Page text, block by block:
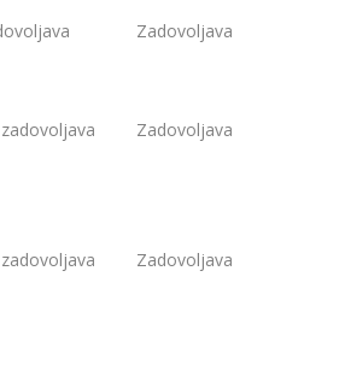
Zadovoljava
Zadovoljava
Zadovoljava